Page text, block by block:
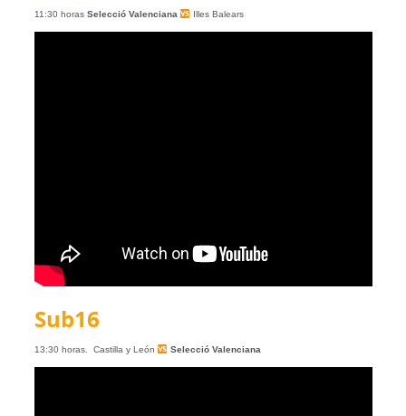
11:30 horas Selecció Valenciana Illes Balears
Sub16
13:30 horas. Castilla y León Selecció Valenciana